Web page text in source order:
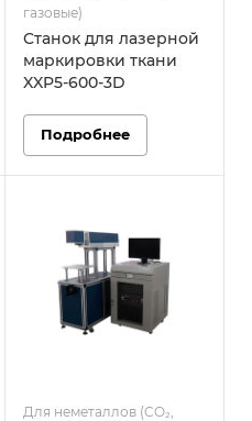
газовые)
Станок для лазерной
маркировки ткани
XXP5-600-3D
Подробнее
Для неметаллов (CO₂,